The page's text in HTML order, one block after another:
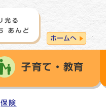
ホームへ
子育て・教育
保険